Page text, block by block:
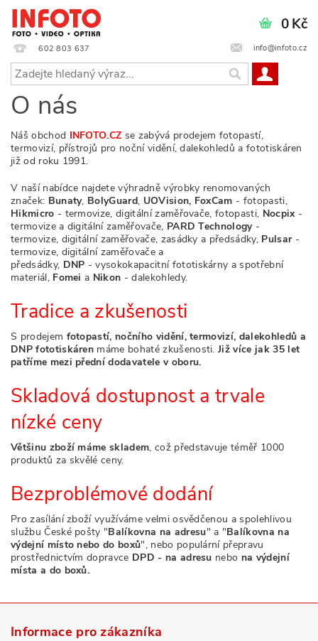
602 803 637 info@infoto.cz
0 Kč
O nás
Náš obchod INFOTO.CZ se zabývá prodejem fotopastí,
termovizí, přístrojů pro noční vidění, dalekohledů a fototiskáren
již od roku 1991.
V naší nabídce najdete výhradně výrobky renomovaných
značek: Bunaty, BolyGuard, UOVision, FoxCam - fotopasti,
Hikmicro - termovize, digitální zaměřovače, fotopasti, Nocpix-
termovize a digitální zaměřovače, PARD Technology-
termovize, digitální zaměřovače, zasádky a předsádky, Pulsar-
termovize, digitální zaměřovače a
předsádky, DNP - vysokokapacitní fototiskárny a spotřební
materiál, Fomei a Nikon - dalekohledy.
Tradice a zkušenosti
S prodejem fotopastí, nočního vidění, termovizí, dalekohledů a
DNP fototiskáren máme bohaté zkušenosti.Již více jak 35 let
patříme mezi přední dodavatele v oboru.
Skladová dostupnost a trvale
nízké ceny
Většinu zboží máme skladem, což představuje téměř 1000
produktů za skvělé ceny.
Bezproblémové dodání
Pro zasílání zboží využíváme velmi osvědčenou a spolehlivou
službu České pošty "Balíkovna na adresu" a "Balíkovna na
výdejní místo nebo do boxů", nebo populární přepravu
prostřednictvím dopravce DPD - na adresu nebo na výdejní
místa a do boxů.
Informace pro zákazníka